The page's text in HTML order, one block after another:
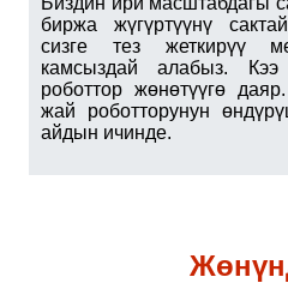
биржа жүгүртүүнү
сизге тез жеткирүү
камсыздай алабыз.
роботтор жөнөтүүгө
жай роботторунун
айдын ичинде.